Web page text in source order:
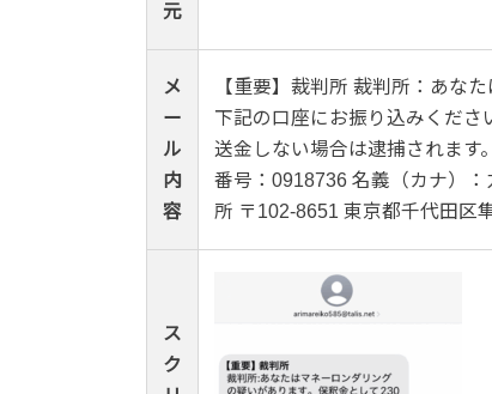
元
メ
ー
ル
内
容
【重要】裁判所 裁判所：あな
下記の口座にお振り込みくださ
送金しない場合は逮捕されます
番号：0918736 名義（カナ）
所 〒102-8651 東京都千代田区
ス
ク